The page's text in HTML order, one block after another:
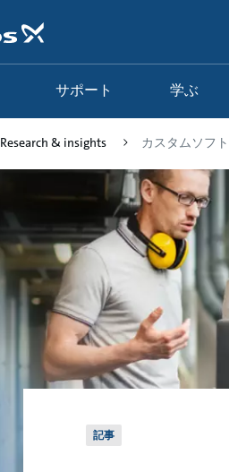
サポート 学ぶ
Research & insights カスタムソフ
記事